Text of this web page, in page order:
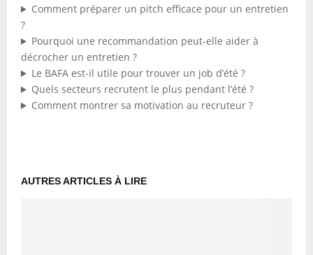
Comment préparer un pitch efficace pour un entretien
?
Pourquoi une recommandation peut-elle aider à
décrocher un entretien ?
Le BAFA est-il utile pour trouver un job d’été ?
Quels secteurs recrutent le plus pendant l’été ?
Comment montrer sa motivation au recruteur ?
AUTRES ARTICLES À LIRE